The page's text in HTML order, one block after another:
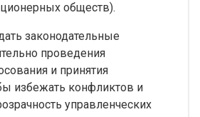
обществ).
законодательные
проведения
и принятия
избежать конфликтов и
управленческих